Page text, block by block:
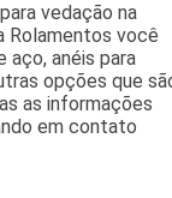
vedação na
Rolamentos você
aço, anéis para
opções que
as informações
em contato